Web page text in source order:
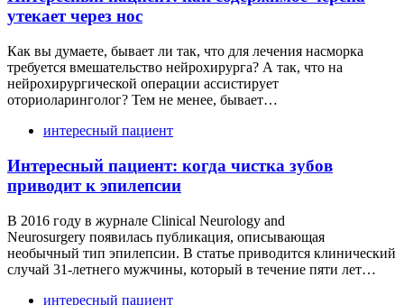
утекает через нос
Как вы думаете, бывает ли так, что для лечения насморка
требуется вмешательство нейрохирурга? А так, что на
нейрохирургической операции ассистирует
оториоларинголог? Тем не менее, бывает…
интересный пациент
Интересный пациент: когда чистка зубов
приводит к эпилепсии
В 2016 году в журнале Clinical Neurology and
Neurosurgery появилась публикация, описывающая
необычный тип эпилепсии. В статье приводится клинический
случай 31-летнего мужчины, который в течение пяти лет…
интересный пациент